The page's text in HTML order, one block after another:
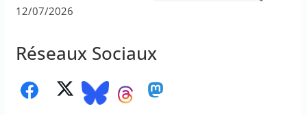
12/07/2026
Réseaux Sociaux